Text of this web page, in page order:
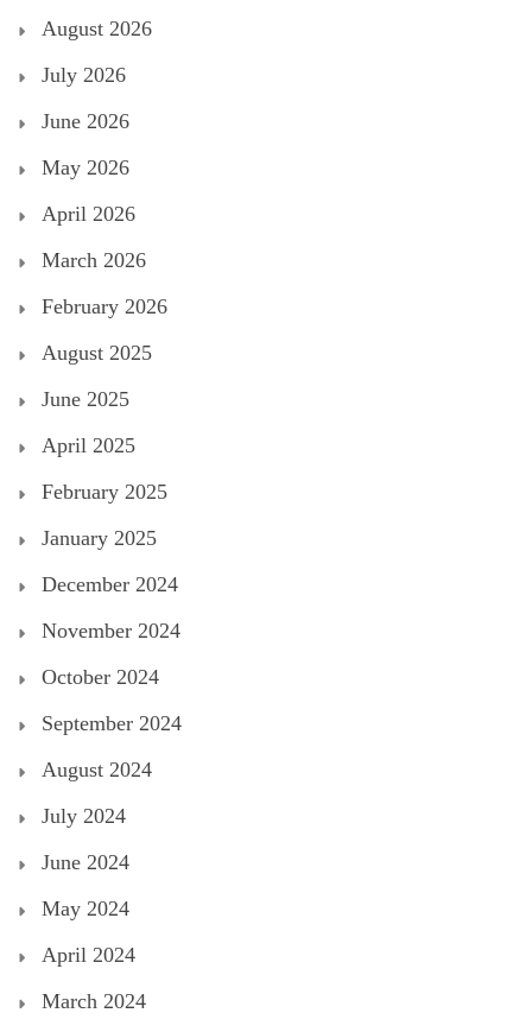
August 2026
July 2026
June 2026
May 2026
April 2026
March 2026
February 2026
August 2025
June 2025
April 2025
February 2025
January 2025
December 2024
November 2024
October 2024
September 2024
August 2024
July 2024
June 2024
May 2024
April 2024
March 2024